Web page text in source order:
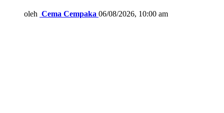
oleh Cema Cempaka 06/08/2026, 10:00 am